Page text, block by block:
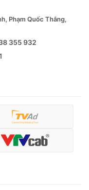
Phạm Quốc Thắng,
355 932